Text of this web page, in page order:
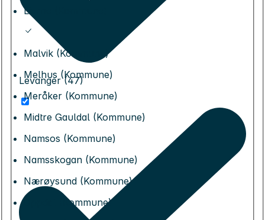
Lierne (Kommune)
Malvik (Kommune)
Melhus (Kommune)
Meråker (Kommune)
Midtre Gauldal (Kommune)
Namsos (Kommune)
Namsskogan (Kommune)
Nærøysund (Kommune)
Oppdal (Kommune)
Levanger (47)